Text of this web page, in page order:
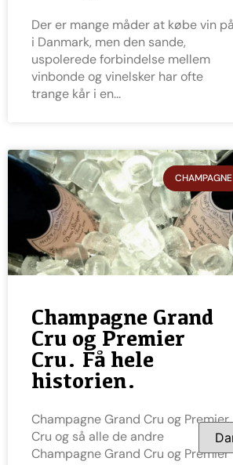
Der er mange måder at købe vin på
i Danmark, men den sande,
uspolerede forbindelse mellem
vinbonde og vinelsker har ofte
trange kår i en
CHAMPAGNE
Champagne Grand
Cru og Premier
Cru. Få hele
historien.
Champagne Grand Cru og Premier
Cru og så alle de andre
Champagne Grand Cru og Premier